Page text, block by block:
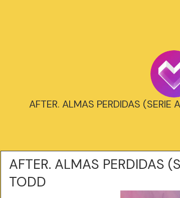
AFTER. ALMAS PERDIDAS
AFTER. ALMAS PERDIDAS
TODD